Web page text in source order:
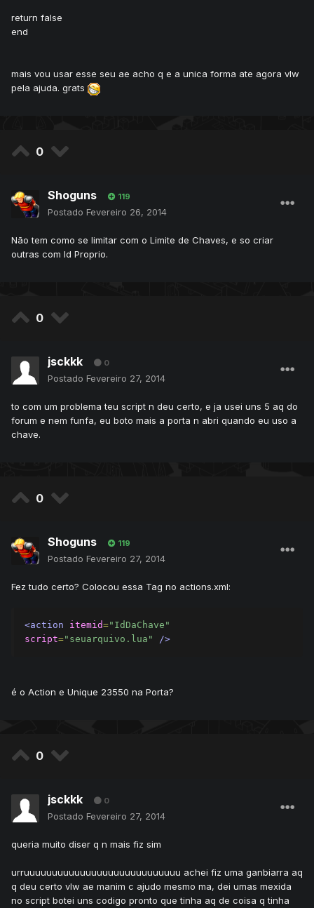
return false
end
mais vou usar esse seu ae acho q e a unica forma ate agora vlw
pela ajuda. grats
0
Shoguns 119
Postado Fevereiro 26, 2014
Não tem como se limitar com o Limite de Chaves, e so criar
outras com Id Proprio.
0
jsckkk 0
Postado Fevereiro 27, 2014
to com um problema teu script n deu certo, e ja usei uns 5 aq do
forum e nem funfa, eu boto mais a porta n abri quando eu uso a
chave.
0
Shoguns 119
Postado Fevereiro 27, 2014
Fez tudo certo? Colocou essa Tag no actions.xml:
<action itemid="IdDaChave"
script="seuarquivo.lua" />
é o Action e Unique 23550 na Porta?
0
jsckkk 0
Postado Fevereiro 27, 2014
queria muito diser q n mais fiz sim
urruuuuuuuuuuuuuuuuuuuuuuuuuuuu achei fiz uma ganbiarra aq
q deu certo vlw ae manim c ajudo mesmo ma, dei umas mexida
no script botei uns codigo pronto que tinha aq de coisa q tinha